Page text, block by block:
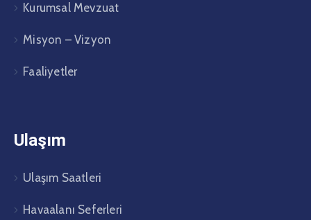
Kurumsal Mevzuat
Misyon – Vizyon
Faaliyetler
Ulaşım
Ulaşım Saatleri
Havaalanı Seferleri